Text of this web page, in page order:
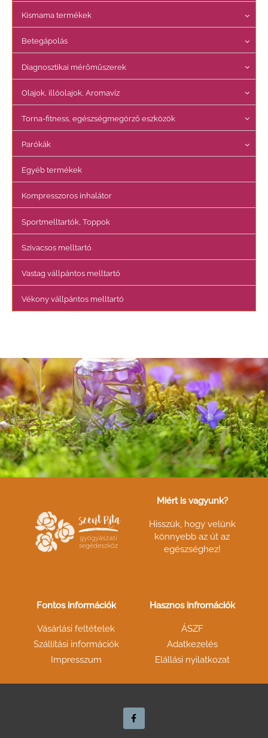
Kismama termékek
Betegápolás
Diagnosztikai mérőműszerek
Olajok, illóolajok, Aromavíz
Torna-fitness, egészségmegörző eszközök
Parókák
Egyéb termékek
Kompresszoros inhalátor
Sportmelltartók, Toppok
Szivacsos melltartó
Vastag vállpántos melltartó
Vékony vállpántos melltartó
Miért is vagyunk?
Hisszük, hogy velünk
könnyebb az út az
egészséghez!
Fontos információk
Vásárlási feltételek
Szállítási információk
Impresszum
Hasznos infromációk
ÁSZF
Adatkezelés
Elállási nyilatkozat
a
c
e